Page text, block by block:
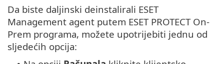
Da biste daljinski deinstalirali ESET
Management agent putem ESET PROTECT On-
Prem programa, možete upotrijebiti jednu od
sljedećih opcija: